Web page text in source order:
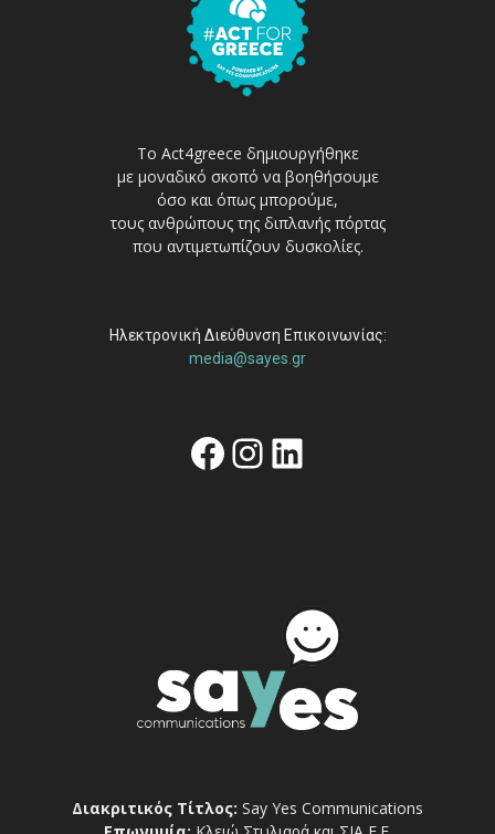
Το Act4greece δημιουργήθηκε
με μοναδικό σκοπό να βοηθήσουμε
όσο και όπως μπορούμε,
τους ανθρώπους της διπλανής πόρτας
που αντιμετωπίζουν δυσκολίες.
Ηλεκτρονική Διεύθυνση Επικοινωνίας:
media@sayes.gr
Facebook
Instagram
Linkedin
Διακριτικός Τίτλος: Say Yes Communications